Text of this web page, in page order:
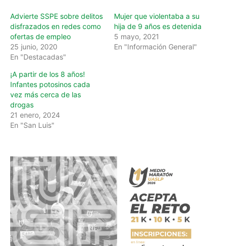
Advierte SSPE sobre delitos
disfrazados en redes como
ofertas de empleo
25 junio, 2020
En "Destacadas"
Mujer que violentaba a su
hija de 9 años es detenida
5 mayo, 2021
En "Información General"
¡A partir de los 8 años!
Infantes potosinos cada
vez más cerca de las
drogas
21 enero, 2024
En "San Luis"